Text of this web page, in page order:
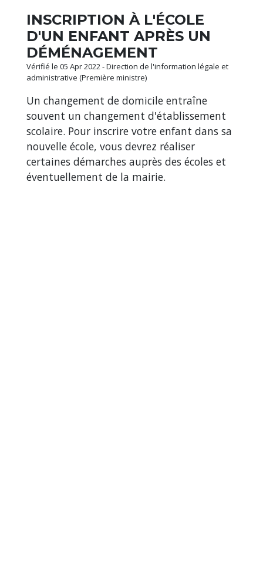
INSCRIPTION À L'ÉCOLE
D'UN ENFANT APRÈS UN
DÉMÉNAGEMENT
Vérifié le 05 Apr 2022 - Direction de l'information légale et
administrative (Première ministre)
Un changement de domicile entraîne
souvent un changement d'établissement
scolaire. Pour inscrire votre enfant dans sa
nouvelle école, vous devrez réaliser
certaines démarches auprès des écoles et
éventuellement de la mairie.